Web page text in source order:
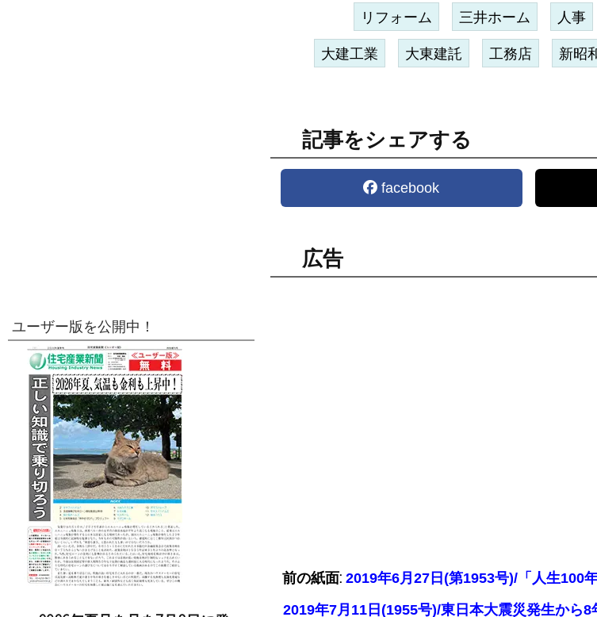
リフォーム 三井ホーム 人事
大建工業 大東建託 工務店 新昭
記事をシェアする
facebook
広告
前の紙面: 2019年6月27日(第1953号)/「人生100
2019年7月11日(1955号)/東日本大震災発生から
ユーザー版を公開中！